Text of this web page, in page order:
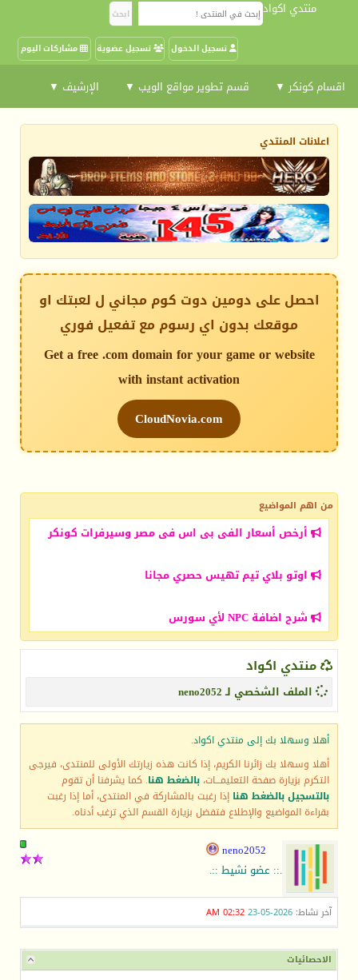
منتدي اكواد
مشاركات اليوم تسجيل عضوية تسجيل الدخول
اقسام كونكر ▼ قسم تطوير مواقع الويب ▼ الإرشيف ▼
اعلانات المنتدي
احصل على دومين دوت كوم مجاني ل لعبتك او
موقعك بدون اي رسوم مع تفعيل فوري
Get a free .com domain for your game or website
with instant activation
CloudNovia.com
من اهم المواضيع
أرخص أسعار الفى بى اس فى مصر وسيرفرات كونكر
اوتو بلاي تيم تهيس حصري مجانا
شرح اضافة NPC لأي سورس
منتدي اكواد
الملف الشخصي لـ neno2052
أهلا وسهلا بك إلى منتدي اكواد.
أهلا وسهلا بك زائرنا الكريم، إذا كانت هذه زيارتك الأولى للمنتدى، فيرجى
التكرم بزيارة صفحة التعليمـــات، بالضغط هنا. كما يشرفنا أن تقوم
بالتسجيل بالضغط هنا إذا رغبت بالمشاركة في المنتدى، أما إذا رغبت
بقراءة المواضيع والإطلاع فتفضل بزيارة القسم الذي ترغب أدناه.
neno2052
.:: عضو نشيط ::.
آخر نشاط: 02:32 AM
الاحصائيات